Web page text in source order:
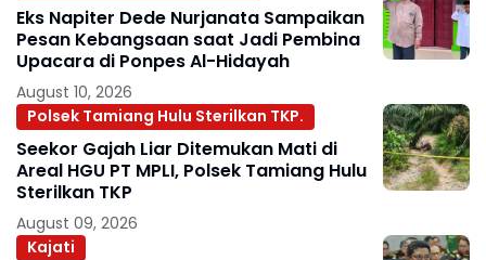
Eks Napiter Dede Nurjanata Sampaikan
Pesan Kebangsaan saat Jadi Pembina
Upacara di Ponpes Al-Hidayah
August 10, 2026
Polsek Tamiang Hulu Sterilkan TKP.
Seekor Gajah Liar Ditemukan Mati di
Areal HGU PT MPLI, Polsek Tamiang Hulu
Sterilkan TKP
August 09, 2026
Kajati